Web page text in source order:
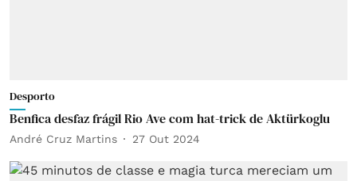
Desporto
Benfica desfaz frágil Rio Ave com hat-trick de Aktürkoglu
André Cruz Martins 27 Out 2024